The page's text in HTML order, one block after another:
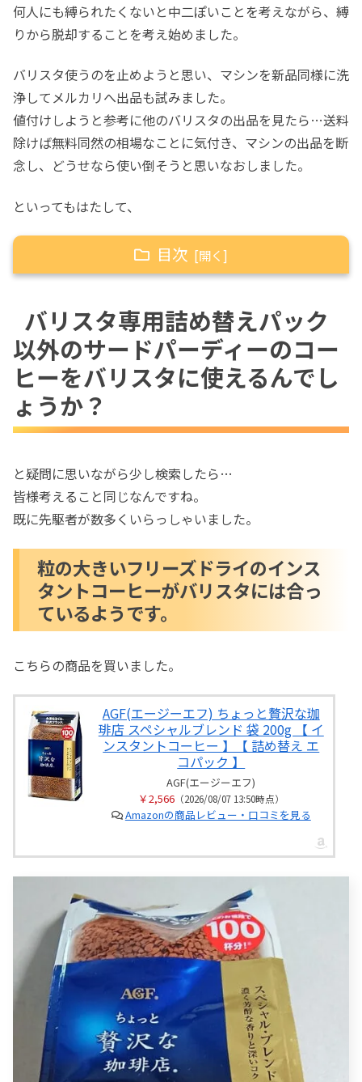
何人にも縛られたくないと中二ぽいことを考えながら、縛
りから脱却することを考え始めました。
バリスタ使うのを止めようと思い、マシンを新品同様に洗
浄してメルカリへ出品も試みました。
値付けしようと参考に他のバリスタの出品を見たら…送料
除けば無料同然の相場なことに気付き、マシンの出品を断
念し、どうせなら使い倒そうと思いなおしました。
といってもはたして、
目次
ディーのコーヒーをバリスタに使えるんでしょ
うか？
粒の大きいフリーズドライのインスタント
コーヒーがバリスタには合っているようで
す。
バリスタ専用詰め替えパック
以外のサードパーディーのコー
ヒーをバリスタに使えるんでし
ょうか？
と疑問に思いながら少し検索したら…
皆様考えること同じなんですね。
既に先駆者が数多くいらっしゃいました。
粒の大きいフリーズドライのインス
タントコーヒーがバリスタには合っ
ているようです。
こちらの商品を買いました。
AGF(エージーエフ) ちょっと贅沢な珈
琲店 スペシャルブレンド 袋 200g 【 イ
ンスタントコーヒー 】【 詰め替え エ
コパック 】
AGF(エージーエフ)
￥2,566（2026/08/07 13:50時点）
Amazonの商品レビュー・口コミを見る